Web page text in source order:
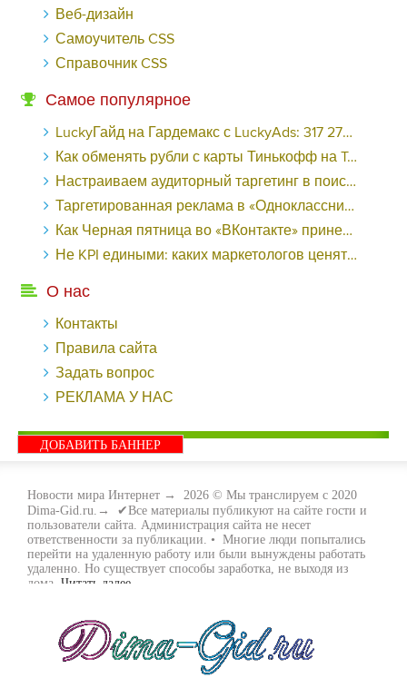
Веб-дизайн
Самоучитель CSS
Справочник CSS
Самое популярное
LuckyГайд на Гардемакс с LuckyAds: 317 279 рублей за 10 дней - «Надо знать»
Как обменять рубли с карты Тинькофф на Tether ERC20 (USDT)?
Настраиваем аудиторный таргетинг в поисковой кампании Google Ads - «Заработок»
Таргетированная реклама в «Одноклассниках»: как ее настроить и нужно ли - «Заработок»
Как Черная пятница во «ВКонтакте» принесла магазину подарков 221 продажу по цене 38 рублей - «Заработок»
Не KPI едиными: каких маркетологов ценят - «Заработок»
О нас
Контакты
Правила сайта
Задать вопрос
РЕКЛАМА У НАС
ДОБАВИТЬ БАННЕР
Новости мира Интернет → 2026 © Мы транслируем с 2020
Dima-Gid.ru.→ ✔Все материалы публикуют на сайте гости и
пользователи сайта. Администрация сайта не несет
ответственности за публикации. • Многие люди попытались
перейти на удаленную работу или были вынуждены работать
удаленно. Но существует способы заработка, не выходя из
дома. Читать далее...
много. Все зависит только от вас, чем вы хотите заняться и, что
вам придётся по душе. Наш сайт собирает для вас всю
полезную информацию и новые виды заработка которые
появляются на просторах интернета каждый день. Просто